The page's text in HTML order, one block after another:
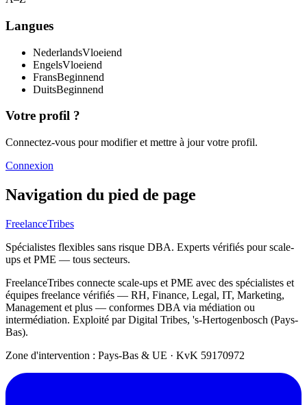
Langues
NederlandsVloeiend
EngelsVloeiend
FransBeginnend
DuitsBeginnend
Votre profil ?
Connectez-vous pour modifier et mettre à jour votre profil.
Connexion
Navigation du pied de page
FreelanceTribes
Spécialistes flexibles sans risque DBA. Experts vérifiés pour scale-
ups et PME — tous secteurs.
FreelanceTribes connecte scale-ups et PME avec des spécialistes et
équipes freelance vérifiés — RH, Finance, Legal, IT, Marketing,
Management et plus — conformes DBA via médiation ou
intermédiation. Exploité par Digital Tribes, 's-Hertogenbosch (Pays-
Bas).
Zone d'intervention : Pays-Bas & UE · KvK 59170972